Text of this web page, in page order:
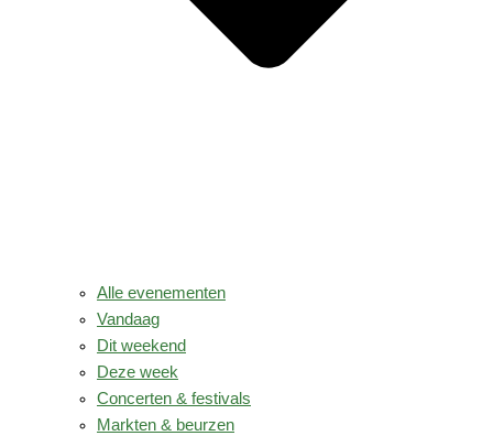
Alle evenementen
Vandaag
Dit weekend
Deze week
Concerten & festivals
Markten & beurzen